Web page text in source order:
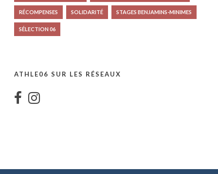
RÉCOMPENSES SOLIDARITÉ STAGES BENJAMINS-MINIMES
SÉLECTION 06
ATHLE06 SUR LES RÉSEAUX